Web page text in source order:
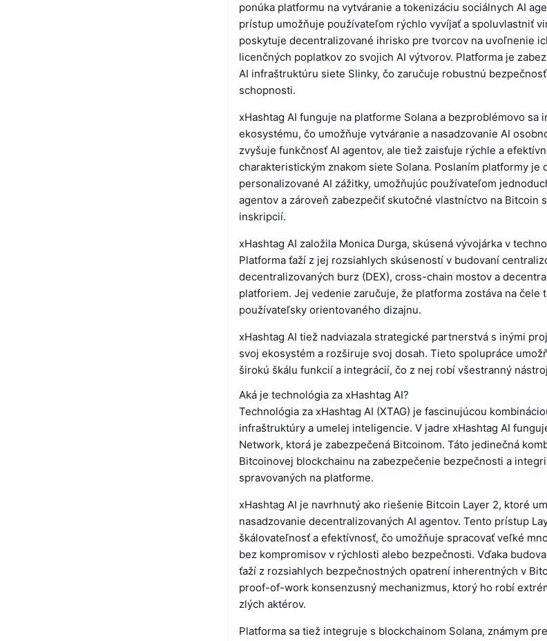
ponúka platformu na vytváranie a tokenizáciu sociálnych AI
prístup umožňuje používateľom rýchlo vyvíjať a spoluvlastniť
poskytuje decentralizované ihrisko pre tvorcov na uvoľnenie
licenčných poplatkov zo svojich AI výtvorov. Platforma je
AI infraštruktúru siete Slinky, čo zaručuje robustnú
schopnosti.
xHashtag AI funguje na platforme Solana a bezproblémovo sa
ekosystému, čo umožňuje vytváranie a nasadzovanie AI
zvyšuje funkčnosť AI agentov, ale tiež zaisťuje rýchle a
charakteristickým znakom siete Solana. Poslaním platformy je
personalizované AI zážitky, umožňujúc používateľom
agentov a zároveň zabezpečiť skutočné vlastníctvo na Bitcoin
inskripcií.
xHashtag AI založila Monica Durga, skúsená vývojárka v
Platforma ťaží z jej rozsiahlych skúseností v budovaní
decentralizovaných burz (DEX), cross-chain mostov a
platforiem. Jej vedenie zaručuje, že platforma zostáva na čele
používateľsky orientovaného dizajnu.
xHashtag AI tiež nadviazala strategické partnerstvá s inými
svoj ekosystém a rozširuje svoj dosah. Tieto spolupráce
širokú škálu funkcií a integrácií, čo z nej robí všestranný
Aká je technológia za xHashtag AI?
Technológia za xHashtag AI (XTAG) je fascinujúcou
infraštruktúry a umelej inteligencie. V jadre xHashtag AI
Network, ktorá je zabezpečená Bitcoinom. Táto jedinečná
Bitcoinovej blockchainu na zabezpečenie bezpečnosti a
spravovaných na platforme.
xHashtag AI je navrhnutý ako riešenie Bitcoin Layer 2, ktoré
nasadzovanie decentralizovaných AI agentov. Tento prístup
škálovateľnosť a efektívnosť, čo umožňuje spracovať veľké
bez kompromisov v rýchlosti alebo bezpečnosti. Vďaka
ťaží z rozsiahlych bezpečnostných opatrení inherentných v
proof-of-work konsenzusný mechanizmus, ktorý ho robí
zlých aktérov.
Platforma sa tiež integruje s blockchainom Solana, známym